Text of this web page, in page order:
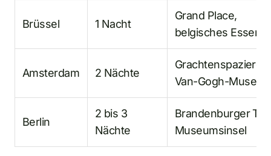
Brüssel 1 Nacht
Grand Place,
belgisches Essen
Amsterdam 2 Nächte
Van-Gogh-
Berlin
2 bis 3
Nächte
Brandenburger Tor,
Museumsinsel